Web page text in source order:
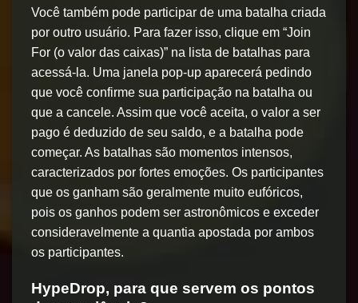
Você também pode participar de uma batalha criada
por outro usuário. Para fazer isso, clique em “Join
For (o valor das caixas)” na lista de batalhas para
acessá-la. Uma janela pop-up aparecerá pedindo
que você confirme sua participação na batalha ou
que a cancele. Assim que você aceita, o valor a ser
pago é deduzido de seu saldo, e a batalha pode
começar. As batalhas são momentos intensos,
caracterizados por fortes emoções. Os participantes
que os ganham são geralmente muito eufóricos,
pois os ganhos podem ser astronômicos e exceder
consideravelmente a quantia apostada por ambos
os participantes.
HypeDrop, para que servem os pontos